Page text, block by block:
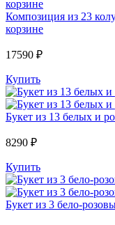
Композиция из 23
корзине
17590 ₽
Купить
Букет из 13 белых и
8290 ₽
Купить
Букет из 3 бело-